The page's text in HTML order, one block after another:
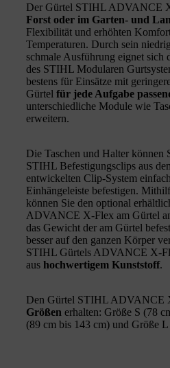
Der Gürtel STIHL ADVANCE
Forst oder im Garten- und
Flexibilität und erhöhten
Temperaturen. Durch sein
schmale Ausführung eignet sich
des STIHL Modularen
bestens für Einsätze mit
Gürtel für jede Aufgabe
unterschiedliche Module wie
erweitern.
Die Taschen und Halter können
STIHL Befestigungsclips aus
entwickelten Clip-System
Einhängeleiste befestigen.
können Sie den optional
ADVANCE X-Flex am Gürtel
das Gewicht der am Gürtel
besser auf den ganzen Körper
STIHL Gürtels ADVANCE X-
aus hochwertigem Kunststoff.
Den Gürtel STIHL ADVANCE
Größen erhalten: Größe S (78
(89 cm bis 143 cm) und Größe